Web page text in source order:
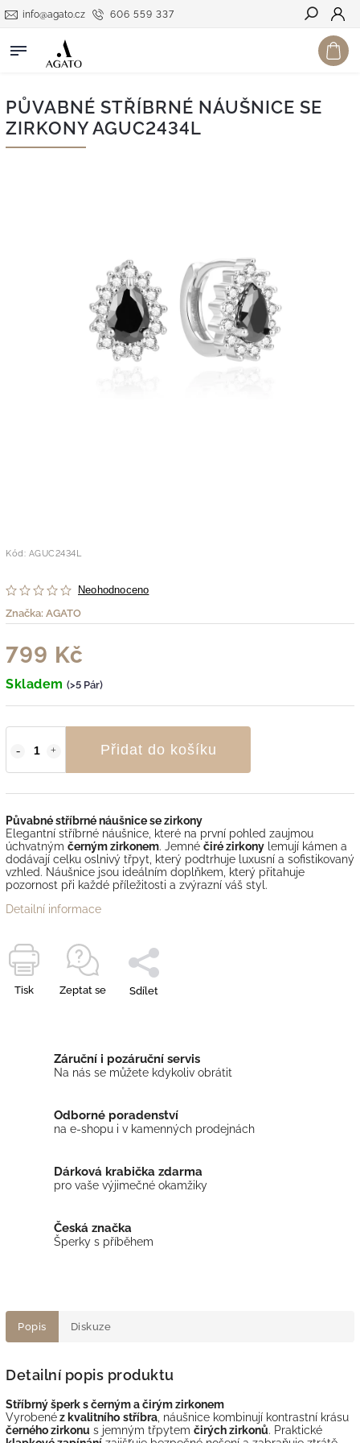
606 559 337
info@agato.cz
Hledat
PŮVABNÉ STŘÍBRNÉ NÁUŠNICE SE
ZIRKONY AGUC2434L
Kód: AGUC2434L
Neohodnoceno
Značka: AGATO
799 Kč
Skladem (>5 Pár)
Přidat do košíku
Půvabné stříbrné náušnice se zirkony
Elegantní stříbrné náušnice, které na první pohled zaujmou
úchvatným černým zirkonem. Jemné čiré zirkony lemují kámen a
dodávají celku oslnivý třpyt, který podtrhuje luxusní a sofistikovaný
vzhled. Náušnice jsou ideálním doplňkem, který přitahuje
pozornost při každé příležitosti a zvýrazní váš styl.
Detailní informace
Tisk Zeptat se Sdílet
Záruční i pozáruční servis
Na nás se můžete kdykoliv obrátit
Odborné poradenství
na e-shopu i v kamenných prodejnách
Dárková krabička zdarma
pro vaše výjimečné okamžiky
Česká značka
Šperky s příběhem
Popis Diskuze
Detailní popis produktu
Stříbrný šperk s černým a čirým zirkonem
Vyrobenéz kvalitního stříbra , náušnice kombinují kontrastní krásu
černého zirkonu s jemným třpytem čirých zirkonů. Praktické